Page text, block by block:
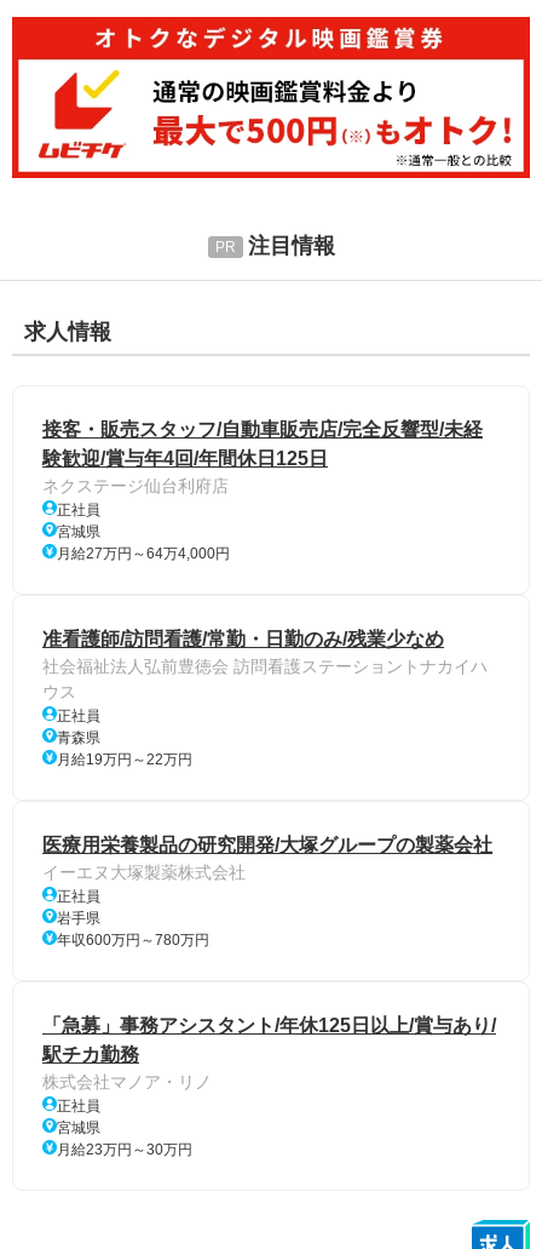
注目情報
求人情報
接客・販売スタッフ/自動車販売店/完全反響型/未経
験歓迎/賞与年4回/年間休日125日
ネクステージ仙台利府店
正社員
宮城県
月給27万円～64万4,000円
准看護師/訪問看護/常勤・日勤のみ/残業少なめ
社会福祉法人弘前豊徳会 訪問看護ステーショントナカイハ
ウス
正社員
青森県
月給19万円～22万円
医療用栄養製品の研究開発/大塚グループの製薬会社
イーエヌ大塚製薬株式会社
正社員
岩手県
年収600万円～780万円
「急募」事務アシスタント/年休125日以上/賞与あり/
駅チカ勤務
株式会社マノア・リノ
正社員
宮城県
月給23万円～30万円